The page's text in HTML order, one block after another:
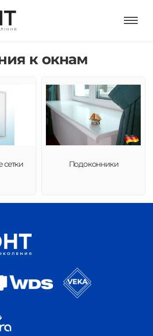
к окнам
сетки Подоконники